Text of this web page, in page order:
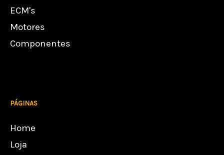
ECM's
Motores
Componentes
PÁGINAS
Home
Loja